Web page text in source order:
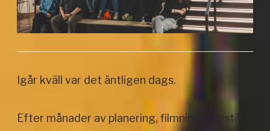
Igår kväll var det äntligen dags.
Efter månader av planering, filmning, logistik,